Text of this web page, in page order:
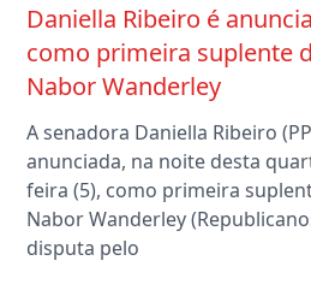
Daniella Ribeiro é
como primeira suplente
Nabor Wanderley
A senadora Daniella Ribeiro
anunciada, na noite desta
feira (5), como primeira
Nabor Wanderley
disputa pelo